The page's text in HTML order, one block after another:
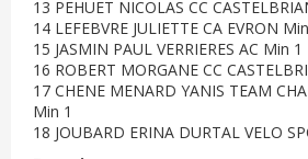
13 PEHUET NICOLAS CC
14 LEFEBVRE JULIETTE CA EVRON
15 JASMIN PAUL VERRIERES AC Min 1
16 ROBERT MORGANE CC
17 CHENE MENARD YANIS TEAM
Min 1
18 JOUBARD ERINA DURTAL VELO